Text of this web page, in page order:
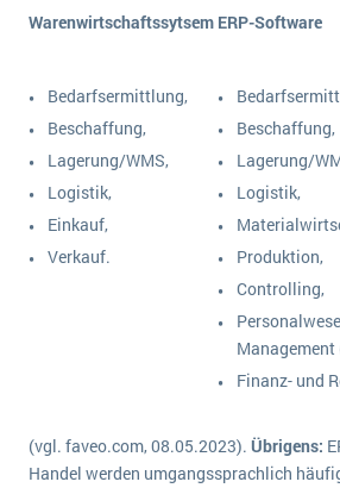
Warenwirtschaftssytsem ERP-Software
Bedarfsermittlung,
Beschaffung,
Lagerung/WMS,
Logistik,
Einkauf,
Verkauf.
Beschaffung,
Lagerung/
Logistik,
Produktion,
Controlling,
Management
Finanz- und
(vgl. faveo.com, 08.05.2023). Übrigens:
Handel werden umgangssprachlich